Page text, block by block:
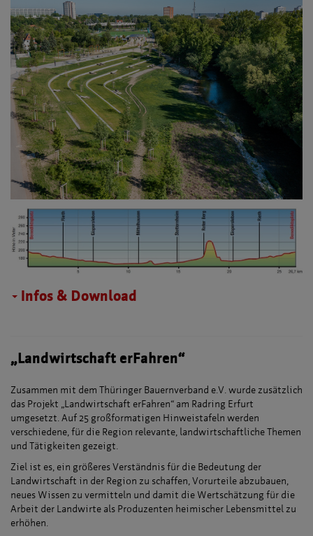
Infos & Download
„Landwirtschaft erFahren“
Zusammen mit dem Thüringer Bauernverband e.V. wurde zusätzlich
das Projekt „Landwirtschaft erFahren“ am Radring Erfurt
umgesetzt. Auf 25 großformatigen Hinweistafeln werden
verschiedene, für die Region relevante, landwirtschaftliche Themen
und Tätigkeiten gezeigt.
Ziel ist es, ein größeres Verständnis für die Bedeutung der
Landwirtschaft in der Region zu schaffen, Vorurteile abzubauen,
neues Wissen zu vermitteln und damit die Wertschätzung für die
Arbeit der Landwirte als Produzenten heimischer Lebensmittel zu
erhöhen.